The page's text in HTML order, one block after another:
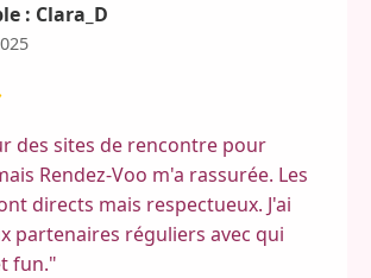
: Clara_D
des sites de rencontre pour
Rendez-Voo m'a rassurée. Les
directs mais respectueux. J'ai
partenaires réguliers avec qui
fun."